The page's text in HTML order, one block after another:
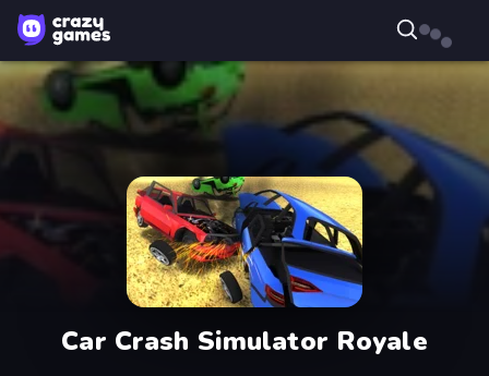
Car Crash Simulator Royale